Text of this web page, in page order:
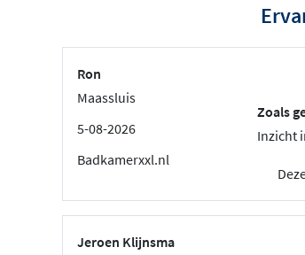
Ron
Maassluis
5-08-2026
Badkamerxxl.nl
Zoals
Inzicht
Jeroen Klijnsma